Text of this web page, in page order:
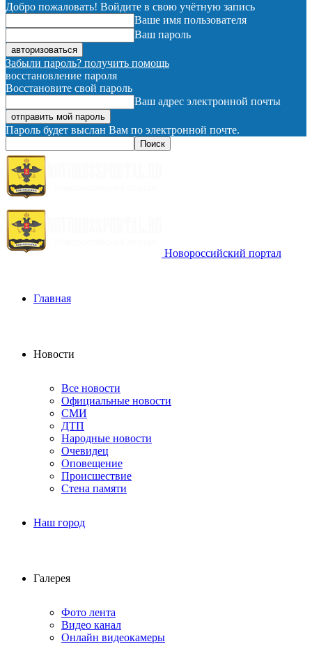
Добро пожаловать! Войдите в свою учётную запись
Ваше имя пользователя
Ваш пароль
Забыли пароль? получить помощь
восстановление пароля
Восстановите свой пароль
Ваш адрес электронной почты
Пароль будет выслан Вам по электронной почте.
Новороссийский портал
Главная
Новости
Все новости
Официальные новости
СМИ
ДТП
Народные новости
Очевидец
Оповещение
Происшествие
Стена памяти
Наш город
Галерея
Фото лента
Видео канал
Онлайн видеокамеры